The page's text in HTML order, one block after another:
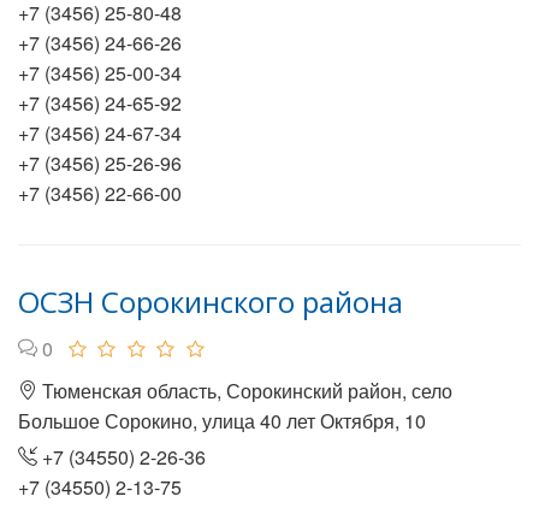
+7 (3456) 25-80-48
+7 (3456) 24-66-26
+7 (3456) 25-00-34
+7 (3456) 24-65-92
+7 (3456) 24-67-34
+7 (3456) 25-26-96
+7 (3456) 22-66-00
ОСЗН Сорокинского района
0
Тюменская область, Сорокинский район, село
Большое Сорокино, улица 40 лет Октября, 10
+7 (34550) 2-26-36
+7 (34550) 2-13-75